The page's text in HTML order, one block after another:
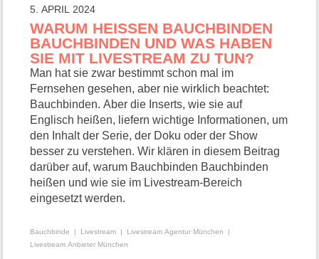
5. APRIL 2024
WARUM HEISSEN BAUCHBINDEN B
AUCHBINDEN UND WAS HABEN S
IE MIT LIVESTREAM ZU TUN?
Man hat sie zwar bestimmt schon mal im
Fernsehen gesehen, aber nie wirklich beachtet:
Bauchbinden. Aber die Inserts, wie sie auf
Englisch heißen, liefern wichtige Informationen, um
den Inhalt der Serie, der Doku oder der Show
besser zu verstehen. Wir klären in diesem Beitrag
darüber auf, warum Bauchbinden Bauchbinden
heißen und wie sie im Livestream-Bereich
eingesetzt werden.
Bauchbinde Livestream
Livestream Agentur München
Livestream Anbieter München